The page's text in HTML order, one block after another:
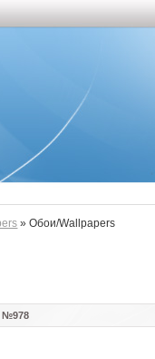
» Обои/Wallpapers
№978